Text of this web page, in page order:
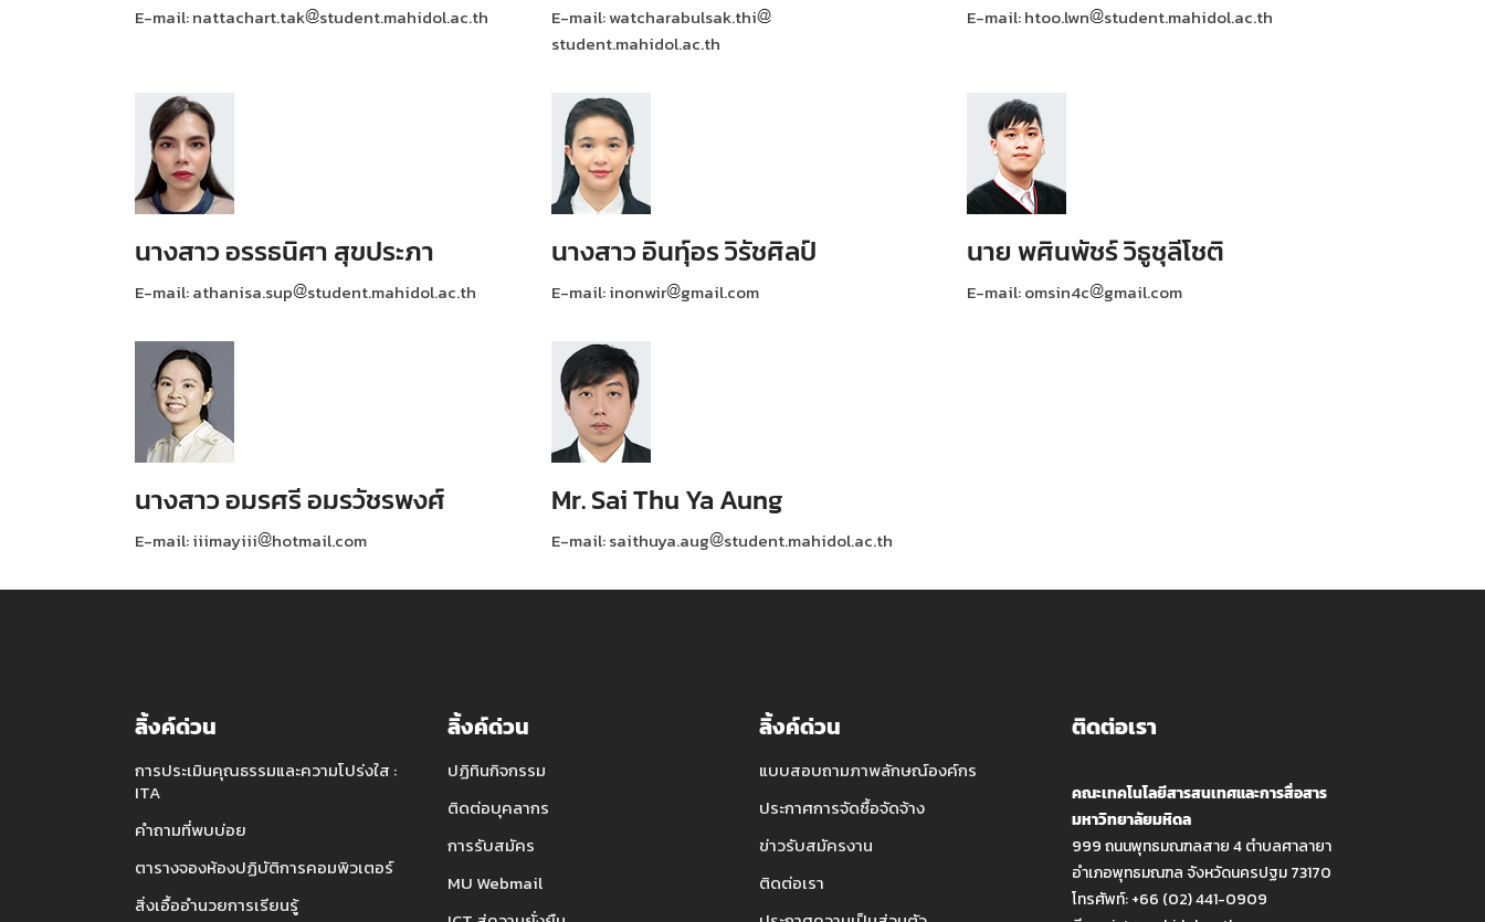
E-mail: nattachart.tak student.mahidol.ac.th
E-mail: watcharabulsak.thi
student.mahidol.ac.th
E-mail: htoo.lwn student.mahidol.ac.th
นางสาว อรรธนิศา สุขประภา
E-mail: athanisa.sup student.mahidol.ac.th
นางสาว อินทุ์อร วิรัชศิลป์
E-mail: inonwir gmail.com
นาย พศินพัชร์ วิธูชุลีโชติ
E-mail: omsin4c gmail.com
นางสาว อมรศรี อมรวัชรพงศ์
E-mail: iiimayiii hotmail.com
Mr. Sai Thu Ya Aung
E-mail: saithuya.aug student.mahidol.ac.th
ลิ้งค์ด่วน
การประเมินคุณธรรมและความโปร่งใส :
ITA
คำถามที่พบบ่อย
ตารางจองห้องปฏิบัติการคอมพิวเตอร์
สิ่งเอื้ออำนวยการเรียนรู้
ลิ้งค์ด่วน
ปฏิทินกิจกรรม
ติดต่อบุคลากร
การรับสมัคร
MU Webmail
ลิ้งค์ด่วน
แบบสอบถามภาพลักษณ์องค์กร
ประกาศการจัดซื้อจัดจ้าง
ข่าวรับสมัครงาน
ติดต่อเรา
ติดต่อเรา
คณะเทคโนโลยีสารสนเทศและการสื่อสาร
มหาวิทยาลัยมหิดล
999 ถนนพุทธมณฑลสาย 4 ตำบลศาลายา
อำเภอพุทธมณฑล จังหวัดนครปฐม 73170
โทรศัพท์: +66 (02) 441-0909